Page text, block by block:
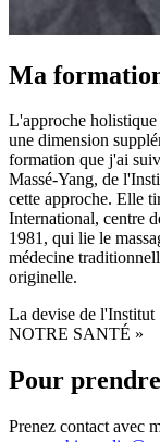
Ma
L'approche
une dimension
formation que j'ai
Massé-Yang, de
cette approche. Elle
International, centre
1981, qui lie le
médecine
originelle.
La devise de
NOTRE SANTÉ »
Pour
Prenez contact avec